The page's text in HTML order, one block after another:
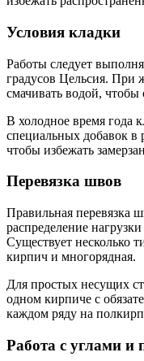
Условия кладки
Работы следует
градусов Цельсия. При
смачивать водой, чтобы
В холодное время года
специальных добавок в
чтобы избежать
Перевязка швов
Правильная перевязка
распределение
Существует несколько
кирпич и многорядная.
Для простых несущих
одном кирпиче с
каждом ряду на
Работа с углами и